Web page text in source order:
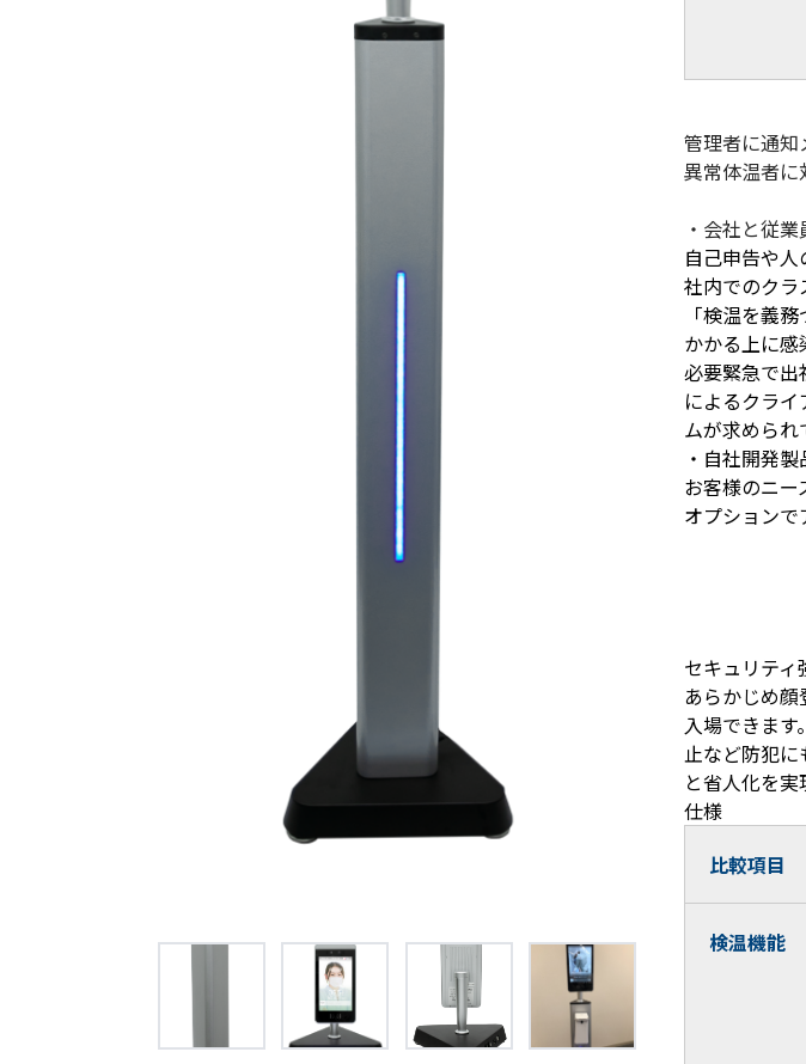
も
管理者に通知
異常体温者に
・会社と従
自己申告や人
社内でのクラ
「検温を義
かかる上に感
必要緊急で出
によるクラ
ムが求められ
・自社開発
お客様のニ
オプション
セキュリティ
あらかじめ
入場できま
止など防犯に
と省人化を実
仕様
比較項目
検温機能